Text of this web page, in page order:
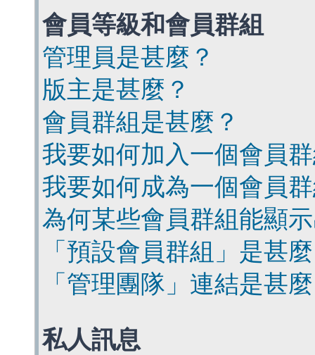
會員等級和會員群組
管理員是甚麼？
版主是甚麼？
會員群組是甚麼？
我要如何加入一個會員
我要如何成為一個會員
為何某些會員群組能顯
「預設會員群組」是甚
「管理團隊」連結是甚
私人訊息